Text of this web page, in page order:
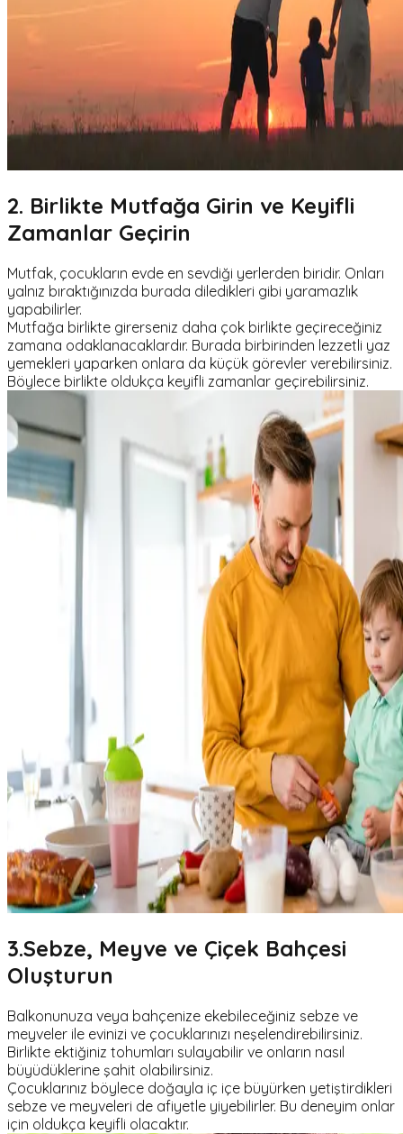
2. Birlikte Mutfağa Girin ve Keyifli
Zamanlar Geçirin
Mutfak, çocukların evde en sevdiği yerlerden biridir. Onları
yalnız bıraktığınızda burada diledikleri gibi yaramazlık
yapabilirler.
Mutfağa birlikte girerseniz daha çok birlikte geçireceğiniz
zamana odaklanacaklardır. Burada birbirinden lezzetli yaz
yemekleri yaparken onlara da küçük görevler verebilirsiniz.
Böylece birlikte oldukça keyifli zamanlar geçirebilirsiniz.
3.Sebze, Meyve ve Çiçek Bahçesi
Oluşturun
Balkonunuza veya bahçenize ekebileceğiniz sebze ve
meyveler ile evinizi ve çocuklarınızı neşelendirebilirsiniz.
Birlikte ektiğiniz tohumları sulayabilir ve onların nasıl
büyüdüklerine şahit olabilirsiniz.
Çocuklarınız böylece doğayla iç içe büyürken yetiştirdikleri
sebze ve meyveleri de afiyetle yiyebilirler. Bu deneyim onlar
için oldukça keyifli olacaktır.